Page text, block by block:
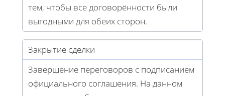
тем, чтобы все договорённости были
выгодными для обеих сторон.
Закрытие сделки
Завершение переговоров с подписанием
официального соглашения. На данном